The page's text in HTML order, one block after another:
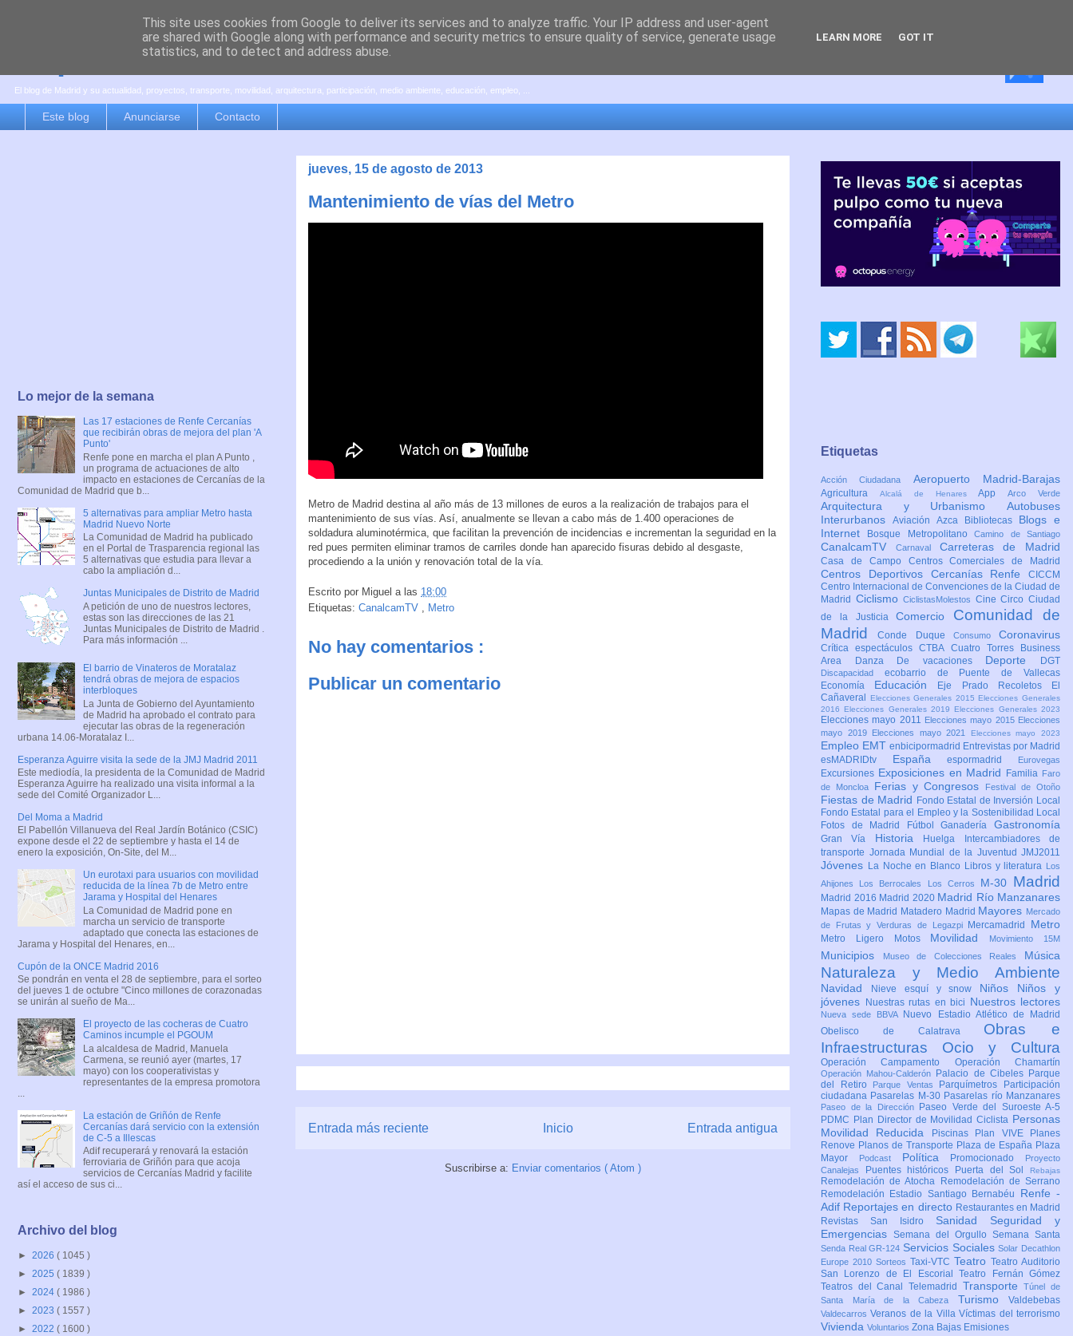
es por madrid
El blog de Madrid y su actualidad, proyectos, transporte, movilidad, arquitectura, participación, medio ambiente, educación, empleo, ...
Este blog Anunciarse Contacto
jueves, 15 de agosto de 2013
Mantenimiento de vías del Metro
Metro de Madrid destina al año más de 13 millones de euros a la realización de trabajos para el
mantenimiento de sus vías. Así, anualmente se llevan a cabo más de 1.400 operaciones de
soldadura aluminotérmica, que facilitan la prevención de incidencias e incrementan la seguridad en la
red pues permiten eliminar tramos de carriles donde han aparecido fisuras debido al desgaste,
procediendo a la unión y renovación total de la vía.
Escrito por Miguel a las 18:00
Etiquetas: CanalcamTV , Metro
No hay comentarios :
Publicar un comentario
Entrada más reciente Entrada antigua
Inicio
Suscribirse a: Enviar comentarios ( Atom )
Lo mejor de la semana
Las 17 estaciones de Renfe Cercanías
que recibirán obras de mejora del plan 'A
Punto'
Renfe pone en marcha el plan A Punto ,
un programa de actuaciones de alto
impacto en estaciones de Cercanías de la
Comunidad de Madrid que b...
5 alternativas para ampliar Metro hasta
Madrid Nuevo Norte
La Comunidad de Madrid ha publicado
en el Portal de Trasparencia regional las
5 alternativas que estudia para llevar a
cabo la ampliación d...
Juntas Municipales de Distrito de Madrid
A petición de uno de nuestros lectores,
estas son las direcciones de las 21
Juntas Municipales de Distrito de Madrid .
Para más información ...
El barrio de Vinateros de Moratalaz
tendrá obras de mejora de espacios
interbloques
La Junta de Gobierno del Ayuntamiento
de Madrid ha aprobado el contrato para
ejecutar las obras de la regeneración
urbana 14.06-Moratalaz I...
Esperanza Aguirre visita la sede de la JMJ Madrid 2011
Este mediodía, la presidenta de la Comunidad de Madrid
Esperanza Aguirre ha realizado una visita informal a la
sede del Comité Organizador L...
Del Moma a Madrid
El Pabellón Villanueva del Real Jardín Botánico (CSIC)
expone desde el 22 de septiembre y hasta el 14 de
enero la exposición, On-Site, del M...
Un eurotaxi para usuarios con movilidad
reducida de la línea 7b de Metro entre
Jarama y Hospital del Henares
La Comunidad de Madrid pone en
marcha un servicio de transporte
adaptado que conecta las estaciones de
Jarama y Hospital del Henares, en...
Cupón de la ONCE Madrid 2016
Se pondrán en venta el 28 de septiembre, para el sorteo
del jueves 1 de octubre "Cinco millones de corazonadas
se unirán al sueño de Ma...
El proyecto de las cocheras de Cuatro
Caminos incumple el PGOUM
La alcaldesa de Madrid, Manuela
Carmena, se reunió ayer (martes, 17
mayo) con los cooperativistas y
representantes de la empresa promotora
La estación de Griñón de Renfe
Cercanías dará servicio con la extensión
de C-5 a Illescas
Adif recuperará y renovará la estación
ferroviaria de Griñón para que acoja
servicios de Cercanías Madrid y facilite
así el acceso de sus ci...
Archivo del blog
► 2026 ( 1045 )
► 2025 ( 1839 )
► 2024 ( 1986 )
► 2023 ( 1557 )
► 2022 ( 1600 )
Etiquetas
Acción Ciudadana Aeropuerto Madrid-Barajas
Agricultura Alcalá de HenaresAppArco Verde
Arquitectura y Urbanismo Autobuses
Interurbanos Aviación Azca Bibliotecas Blogs e
Internet
Bosque MetropolitanoCamino de Santiago
CanalcamTV Carnaval Carreteras de Madrid
Casa de Campo Centros Comerciales de Madrid
Centros Deportivos Cercanías Renfe CICCM
Centro Internacional de Convenciones de la Ciudad de
Madrid CiclismoCiclistasMolestos CineCircoCiudad
de la JusticiaComercio Comunidad de
MadridConde Duque Consumo Coronavirus
Crítica espectáculosCTBA Cuatro Torres Business
Area
Danza De vacaciones Deporte DGT
Discapacidad ecobarrio de Puente de Vallecas
Economía Educación Eje Prado Recoletos
El
Cañaveral
Elecciones Generales 2015 Elecciones Generales
2016 Elecciones Generales 2019 Elecciones Generales 2023
Elecciones mayo 2011 Elecciones mayo 2015 Elecciones
mayo 2019
Elecciones mayo 2021 Elecciones mayo 2023
Empleo EMT enbicipormadrid Entrevistas por Madrid
esMADRIDtv Españaespormadrid Eurovegas
Excursiones Exposiciones en Madrid Familia Faro
de Moncloa
Ferias y Congresos Festival de Otoño
Fiestas de Madrid Fondo Estatal de Inversión Local
Fondo Estatal para el Empleo y la Sostenibilidad Local
Fotos de Madrid
FútbolGanaderíaGastronomía
Gran Vía Historia Huelga
Intercambiadores de
transporte Jornada Mundial de la Juventud JMJ2011
Jóvenes La Noche en Blanco Libros y literatura
Los
Ahijones
Los Berrocales Los Cerros M-30 Madrid
Madrid 2016 Madrid 2020 Madrid Río Manzanares
Mapas de Madrid Matadero Madrid Mayores Mercado
de Frutas y Verduras de Legazpi
Mercamadrid Metro
Metro Ligero Motos Movilidad Movimiento 15M
Municipios Museo de Colecciones Reales Música
Naturaleza y Medio Ambiente
Navidad Nieve esquí y snow Niños Niños y
jóvenes
Nuestras rutas en bici Nuestros lectores
Nueva sede BBVA
Nuevo Estadio Atlético de Madrid
Obelisco de Calatrava Obras e
Infraestructuras Ocio y Cultura
Operación Campamento Operación Chamartín
Operación Mahou-Calderón Palacio de Cibeles Parque
del Retiro
Parque Ventas Parquímetros
Participación
ciudadana Pasarelas M-30 Pasarelas río Manzanares
Paseo de la Dirección
Paseo Verde del Suroeste A-5
PDMC Plan Director de Movilidad Ciclista Personas
Movilidad Reducida
Piscinas Plan VIVE
Planes
Renove Planos de Transporte Plaza de España Plaza
Mayor
Podcast Política Promocionado
Proyecto
Canalejas
Puentes históricos Puerta del Sol Rebajas
Remodelación de Atocha
Remodelación de Serrano
Remodelación Estadio Santiago Bernabéu Renfe -
Adif Reportajes en directo Restaurantes en Madrid
Revistas San Isidro Sanidad Seguridad y
Emergencias Semana del Orgullo Semana Santa
Senda Real GR-124 Servicios SocialesSolar Decathlon
Europe 2010 Sorteos Taxi-VTC Teatro Teatro Auditorio
San Lorenzo de El EscorialTeatro Fernán Gómez
Teatros del Canal Telemadrid TransporteTúnel de
Santa María de la Cabeza Turismo Valdebebas
ValdecarrosVeranos de la VillaVíctimas del terrorismo
Vivienda Voluntarios Zona Bajas Emisiones
This site uses cookies from Google to deliver its services and to analyze traffic. Your IP address and user-agent
are shared with Google along with performance and security metrics to ensure quality of service, generate usage
statistics, and to detect and address abuse.
LEARN MORE GOT IT